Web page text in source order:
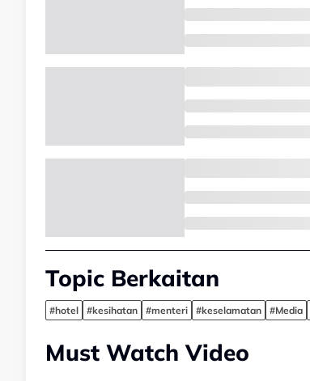
Topic Berkaitan
#hotel #kesihatan #menteri #keselamatan #Media
Must Watch Video